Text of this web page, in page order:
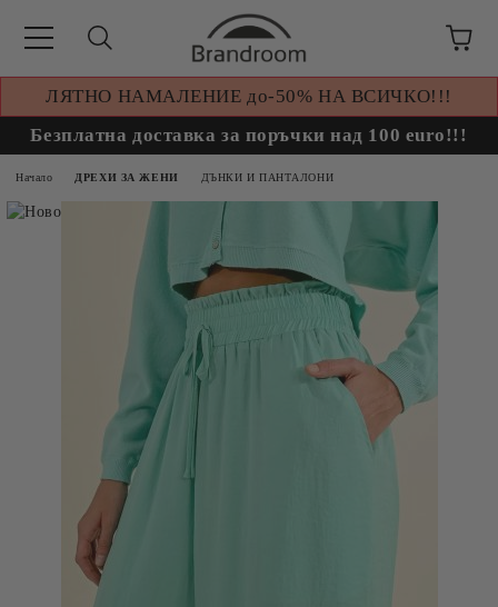
ЛЯТНО НАМАЛЕНИЕ до-50% НА ВСИЧКО!!!
Безплатна доставка за поръчки над 100 euro!!!
Начало ДРЕХИ ЗА ЖЕНИ ДЪНКИ И ПАНТАЛОНИ